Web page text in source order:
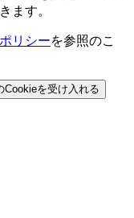
ます。
リシーを参照のこ
Cookieを受け入れる